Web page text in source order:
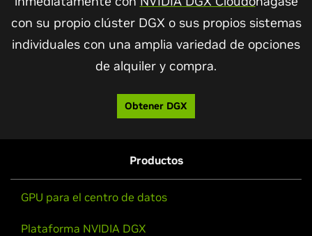
con su propio clúster DGX o sus propios sistemas
individuales con una amplia variedad de opciones
de alquiler y compra.
Obtener DGX
Productos
GPU para el centro de datos
Plataforma NVIDIA DGX